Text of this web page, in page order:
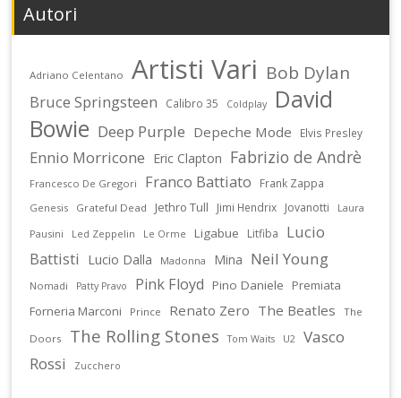
Autori
Adriano Celentano Artisti Vari Bob Dylan
Bruce Springsteen Calibro 35 Coldplay
David
Bowie Deep Purple Depeche Mode Elvis Presley
Ennio Morricone Eric Clapton Fabrizio de Andrè
Francesco De Gregori Franco Battiato Frank Zappa
Genesis Grateful Dead Jethro Tull Jimi Hendrix Jovanotti
Laura
Pausini
Led Zeppelin Le Orme Ligabue Litfiba
Lucio
Battisti
Lucio Dalla Madonna Mina Neil Young
Nomadi Patty Pravo Pink Floyd Pino Daniele
Premiata
Forneria Marconi
Prince Renato Zero The Beatles
The
Doors
The Rolling Stones Tom Waits U2
Vasco
Rossi
Zucchero